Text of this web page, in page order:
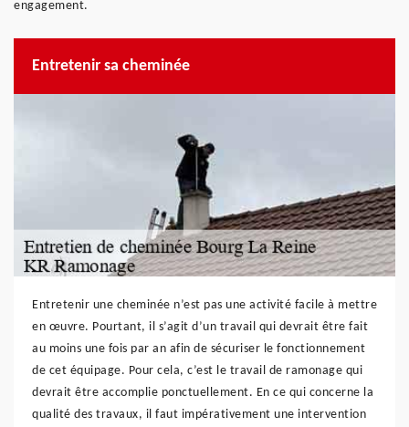
engagement.
Entretenir sa cheminée
Entretenir une cheminée n’est pas une activité facile à mettre
en œuvre. Pourtant, il s’agit d’un travail qui devrait être fait
au moins une fois par an afin de sécuriser le fonctionnement
de cet équipage. Pour cela, c’est le travail de ramonage qui
devrait être accomplie ponctuellement. En ce qui concerne la
qualité des travaux, il faut impérativement une intervention